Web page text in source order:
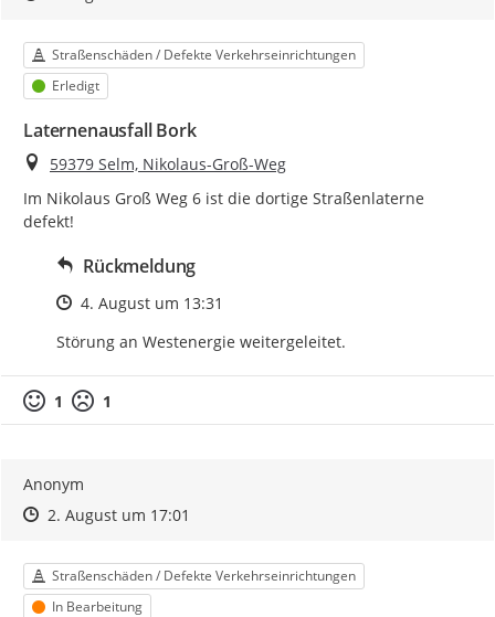
Kategorie
Straßenschäden / Defekte Verkehrseinrichtungen
Status
Erledigt
Laternenausfall Bork
Ort
59379 Selm, Nikolaus-Groß-Weg
Im Nikolaus Groß Weg 6 ist die dortige Straßenlaterne
defekt!
Rückmeldung
Zeitpunkt des Erstellens
4. August um 13:31
Störung an Westenergie weitergeleitet.
1 1
Anonym
Zeitpunkt des Erstellens
Zeitpunkt des Erstellens
2. August um 17:01
Kategorie
Straßenschäden / Defekte Verkehrseinrichtungen
Status
In Bearbeitung